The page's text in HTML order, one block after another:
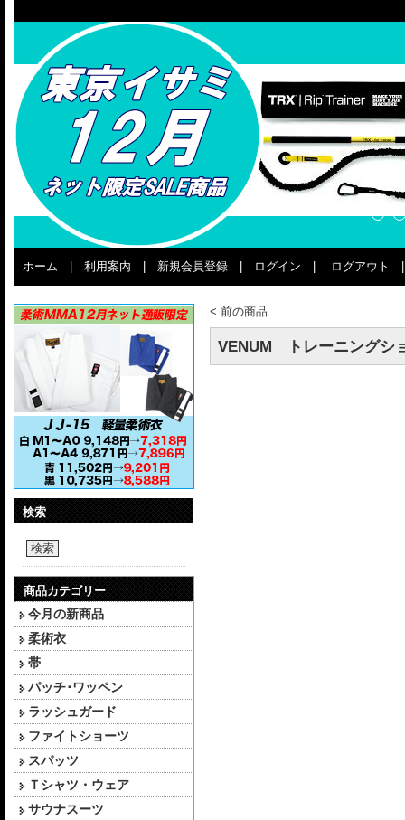
ホーム 利用案内 新規会員登録 ログイン ログアウト
検索
検索
商品カテゴリー
今月の新商品
柔術衣
帯
パッチ･ワッペン
ラッシュガード
ファイトショーツ
スパッツ
Ｔシャツ・ウェア
サウナスーツ
< 前の商品
VENUM トレーニングシ